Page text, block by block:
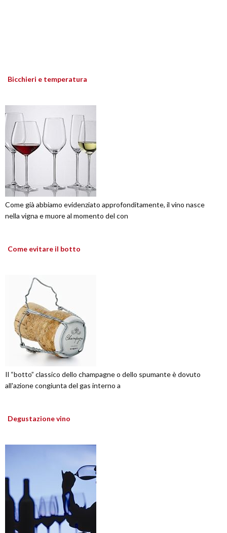
Bicchieri e temperatura
Come già abbiamo evidenziato approfonditamente, il vino nasce
nella vigna e muore al momento del con
Come evitare il botto
Il “botto” classico dello champagne o dello spumante è dovuto
all'azione congiunta del gas interno a
Degustazione vino